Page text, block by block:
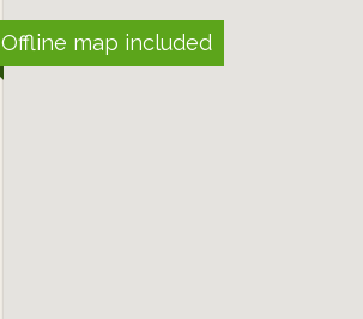
Offline map included